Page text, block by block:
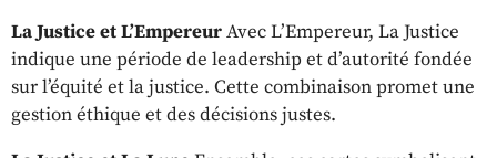
La Justice et L’EmpereurAvec L’Empereur, La Justice
indique une période de leadership et d’autorité fondée
sur l’équité et la justice. Cette combinaison promet une
gestion éthique et des décisions justes.